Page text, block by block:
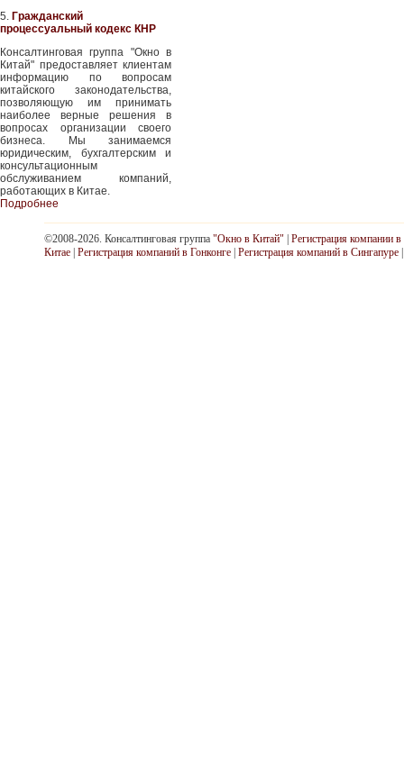
5. Гражданский
процессуальный кодекс КНР
Консалтинговая группа "Окно в
Китай" предоставляет клиентам
информацию по вопросам
китайского законодательства,
позволяющую им принимать
наиболее верные решения в
вопросах организации своего
бизнеса. Мы занимаемся
юридическим, бухгалтерским и
консультационным
обслуживанием компаний,
работающих в Китае.
Подробнее
©2008-2026. Консалтинговая группа "Окно в Китай" | Регистрация компании в
Китае | Регистрация компаний в Гонконге | Регистрация компаний в Сингапуре